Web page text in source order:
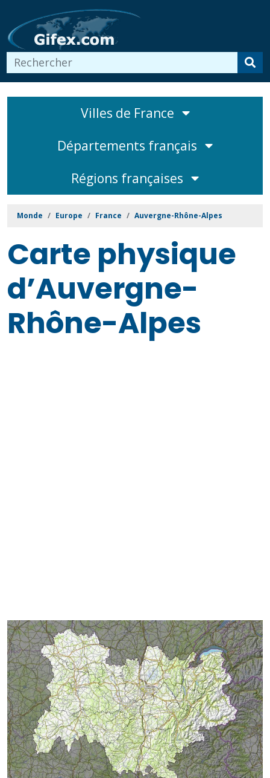
Villes de France
Départements français
Régions françaises
Monde Europe France Auvergne-Rhône-Alpes
Carte physique
d’Auvergne-
Rhône-Alpes